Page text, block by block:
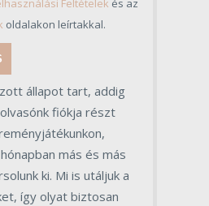
Feltételek és az
oldalakon leírtakkal.
állapot tart, addig
fiókja részt
más és más
ki. Mi is utáljuk a
így olyat biztosan